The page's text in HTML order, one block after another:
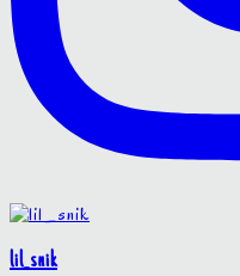
lil_snik